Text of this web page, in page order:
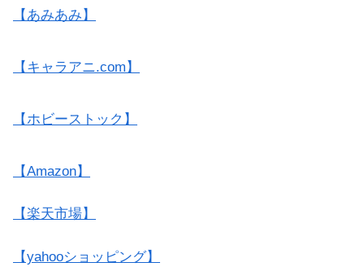
【あみあみ】
【キャラアニ.com】
【ホビーストック】
【Amazon】
【楽天市場】
【yahooショッピング】